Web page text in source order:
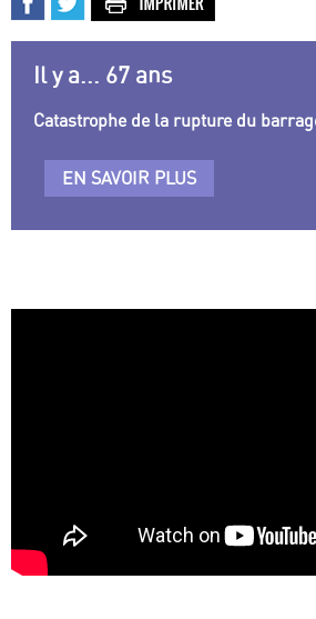
Il y a... 67 ans
Catastrophe de la rupture du
EN SAVOIR PLUS